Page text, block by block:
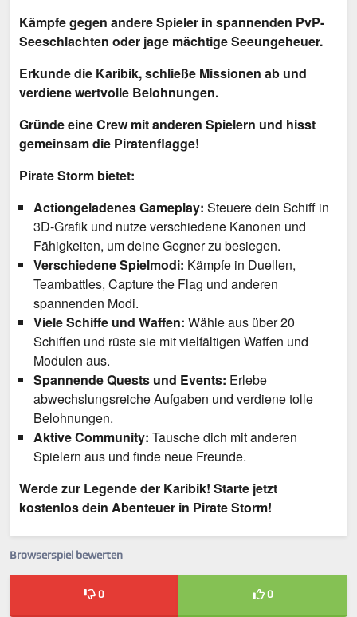
Kämpfe gegen andere Spieler in spannenden PvP-
Seeschlachten oder jage mächtige Seeungeheuer.
Erkunde die Karibik, schließe Missionen ab und
verdiene wertvolle Belohnungen.
Gründe eine Crew mit anderen Spielern und hisst
gemeinsam die Piratenflagge!
Pirate Storm bietet:
Actiongeladenes Gameplay: Steuere dein Schiff in
3D-Grafik und nutze verschiedene Kanonen und
Fähigkeiten, um deine Gegner zu besiegen.
Verschiedene Spielmodi: Kämpfe in Duellen,
Teambattles, Capture the Flag und anderen
spannenden Modi.
Viele Schiffe und Waffen: Wähle aus über 20
Schiffen und rüste sie mit vielfältigen Waffen und
Modulen aus.
Spannende Quests und Events: Erlebe
abwechslungsreiche Aufgaben und verdiene tolle
Belohnungen.
Aktive Community: Tausche dich mit anderen
Spielern aus und finde neue Freunde.
Werde zur Legende der Karibik! Starte jetzt
kostenlos dein Abenteuer in Pirate Storm!
Browserspiel bewerten
0 0